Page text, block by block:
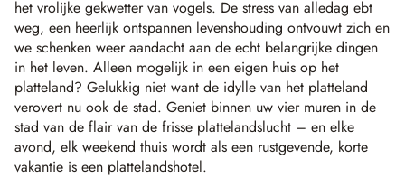
het vrolijke gekwetter van vogels. De stress van alledag ebt
weg, een heerlijk ontspannen levenshouding ontvouwt zich en
we schenken weer aandacht aan de echt belangrijke dingen
in het leven. Alleen mogelijk in een eigen huis op het
platteland? Gelukkig niet want de idylle van het platteland
verovert nu ook de stad. Geniet binnen uw vier muren in de
stad van de flair van de frisse plattelandslucht – en elke
avond, elk weekend thuis wordt als een rustgevende, korte
vakantie is een plattelandshotel.